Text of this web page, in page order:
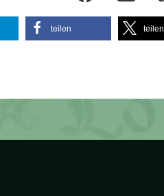
teilen teilen